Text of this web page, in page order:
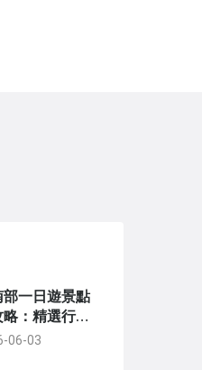
一日遊景點
：精選行
通路線與實
06-03